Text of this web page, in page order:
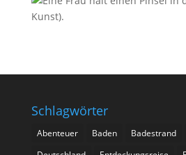
Schlagwörter
Abenteuer Baden Badestrand